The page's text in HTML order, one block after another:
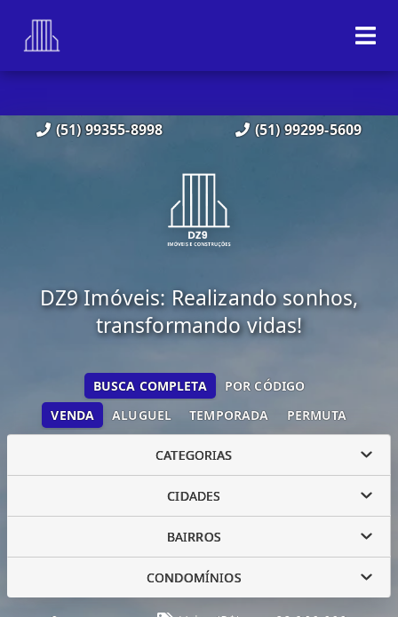
(51) 99355-8998 (51) 99299-5609
DZ9 Imóveis: Realizando sonhos,
transformando vidas!
VENDA ALUGUEL TEMPORADA PERMUTA
BUSCA COMPLETA POR CÓDIGO
CATEGORIAS
CIDADES
BAIRROS
CONDOMÍNIOS